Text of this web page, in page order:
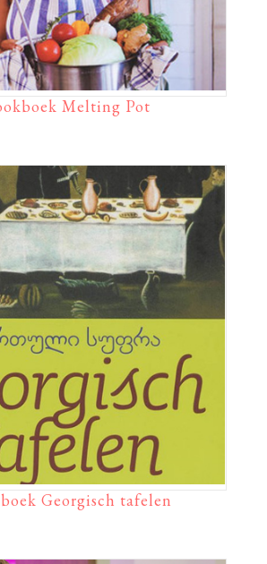
Melting Pot
Georgisch tafelen